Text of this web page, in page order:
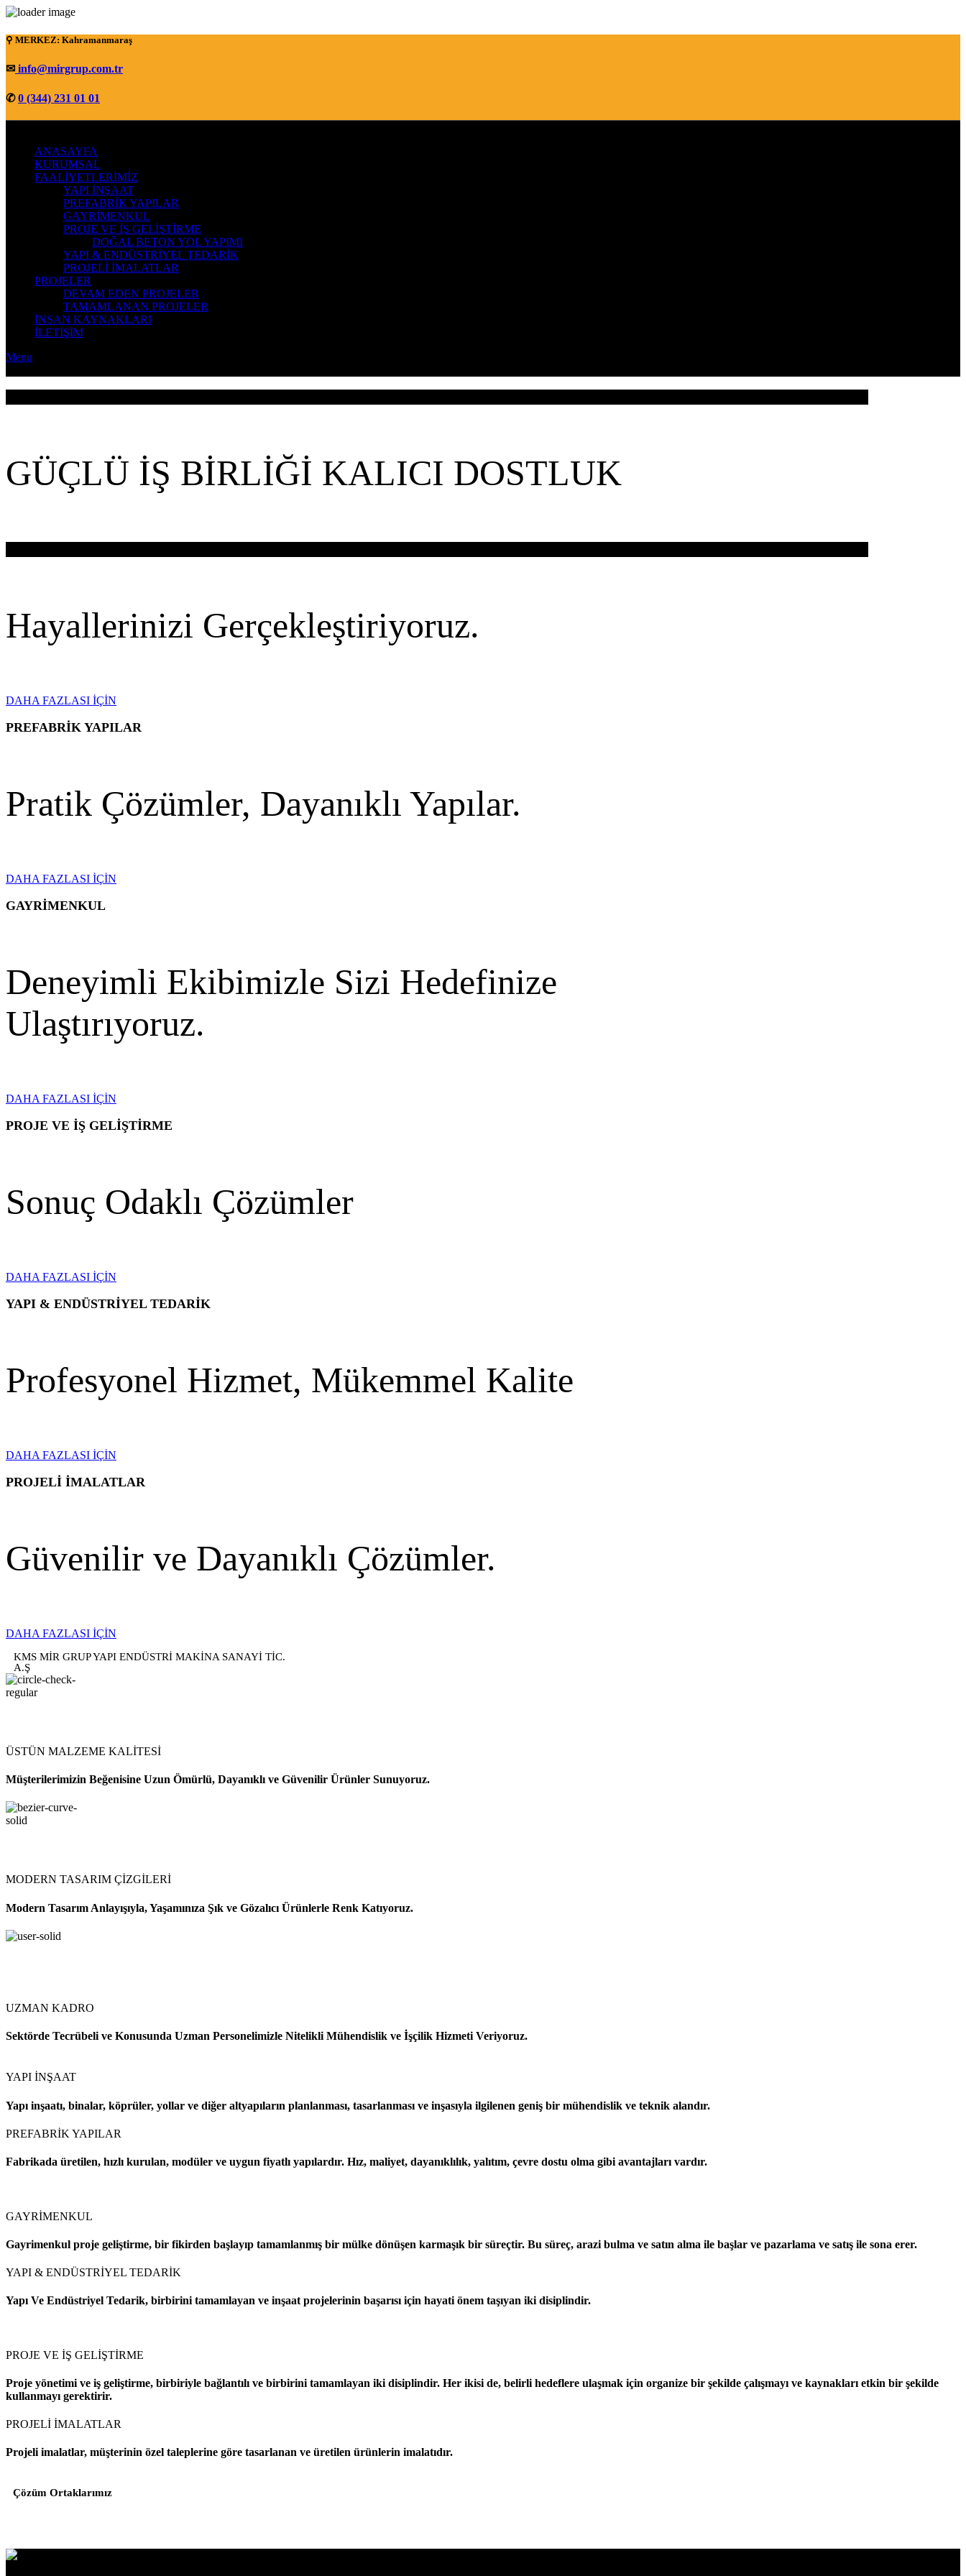
⚲ MERKEZ: Kahramanmaraş
✉ info@mirgrup.com.tr
✆0 (344) 231 01 01
ANASAYFA
KURUMSAL
FAALİYETLERİMİZ
YAPI İNŞAAT
PREFABRİK YAPILAR
GAYRİMENKUL
PROJE VE İŞ GELİŞTİRME
DOĞAL BETON YOL YAPIMI
YAPI & ENDÜSTRİYEL TEDARİK
PROJELİ İMALATLAR
PROJELER
DEVAM EDEN PROJELER
TAMAMLANAN PROJELER
İNSAN KAYNAKLARI
İLETİŞİM
Menu
GÜÇLÜ İŞ BİRLİĞİ KALICI DOSTLUK
Hayallerinizi Gerçekleştiriyoruz.
DAHA FAZLASI İÇİN
PREFABRİK YAPILAR
Pratik Çözümler, Dayanıklı Yapılar.
DAHA FAZLASI İÇİN
GAYRİMENKUL
Deneyimli Ekibimizle Sizi Hedefinize
Ulaştırıyoruz.
DAHA FAZLASI İÇİN
PROJE VE İŞ GELİŞTİRME
Sonuç Odaklı Çözümler
DAHA FAZLASI İÇİN
YAPI & ENDÜSTRİYEL TEDARİK
Profesyonel Hizmet, Mükemmel Kalite
DAHA FAZLASI İÇİN
PROJELİ İMALATLAR
Güvenilir ve Dayanıklı Çözümler.
DAHA FAZLASI İÇİN
KMS MİR GRUP YAPI ENDÜSTRİ MAKİNA SANAYİ TİC.
A.Ş
ÜSTÜN MALZEME KALİTESİ
Müşterilerimizin Beğenisine Uzun Ömürlü, Dayanıklı ve Güvenilir Ürünler Sunuyoruz.
MODERN TASARIM ÇİZGİLERİ
Modern Tasarım Anlayışıyla, Yaşamınıza Şık ve Gözalıcı Ürünlerle Renk Katıyoruz.
UZMAN KADRO
Sektörde Tecrübeli ve Konusunda Uzman Personelimizle Nitelikli Mühendislik ve İşçilik Hizmeti Veriyoruz.
YAPI İNŞAAT
Yapı inşaatı, binalar, köprüler, yollar ve diğer altyapıların planlanması, tasarlanması ve inşasıyla ilgilenen geniş bir mühendislik ve teknik alandır.​
PREFABRİK YAPILAR
Fabrikada üretilen, hızlı kurulan, modüler ve uygun fiyatlı yapılardır. Hız, maliyet, dayanıklılık, yalıtım, çevre dostu olma gibi avantajları vardır.
GAYRİMENKUL
Gayrimenkul proje geliştirme, bir fikirden başlayıp tamamlanmış bir mülke dönüşen karmaşık bir süreçtir. Bu süreç, arazi bulma ve satın alma ile başlar ve pazarlama ve satış ile sona erer.
YAPI & ENDÜSTRİYEL TEDARİK
Yapı Ve Endüstriyel Tedarik, birbirini tamamlayan ve inşaat projelerinin başarısı için hayati önem taşıyan iki disiplindir.
PROJE VE İŞ GELİŞTİRME
Proje yönetimi ve iş geliştirme, birbiriyle bağlantılı ve birbirini tamamlayan iki disiplindir. Her ikisi de, belirli hedeflere ulaşmak için organize bir şekilde çalışmayı ve kaynakları etkin bir şekilde
kullanmayı gerektirir.
PROJELİ İMALATLAR
Projeli imalatlar, müşterinin özel taleplerine göre tasarlanan ve üretilen ürünlerin imalatıdır.
Çözüm Ortaklarımız